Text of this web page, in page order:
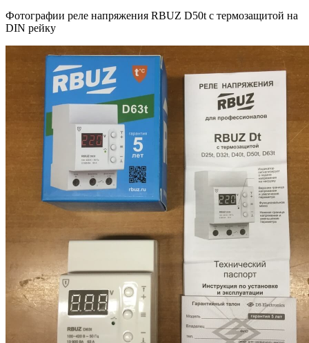
Фотографии реле напряжения RBUZ D50t с термозащитой на
DIN рейку